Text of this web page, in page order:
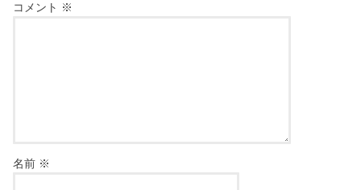
コメント ※
名前 ※